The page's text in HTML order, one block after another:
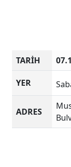
TARİH
YER
ADRES